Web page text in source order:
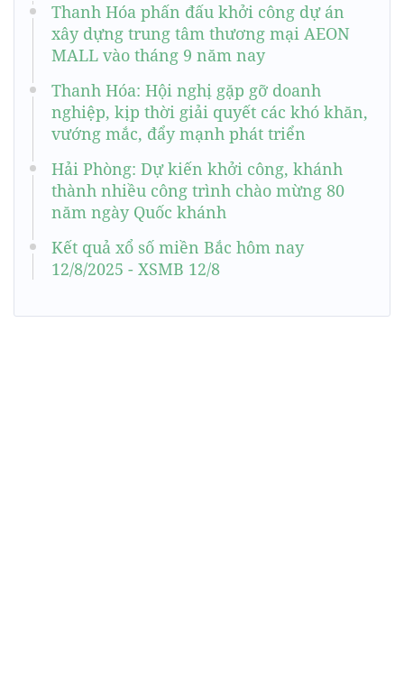
Thanh Hóa phấn đấu khởi công dự án
xây dựng trung tâm thương mại AEON
MALL vào tháng 9 năm nay
Thanh Hóa: Hội nghị gặp gỡ doanh
nghiệp, kịp thời giải quyết các khó khăn,
vướng mắc, đẩy mạnh phát triển
Hải Phòng: Dự kiến khởi công, khánh
thành nhiều công trình chào mừng 80
năm ngày Quốc khánh
Kết quả xổ số miền Bắc hôm nay
12/8/2025 - XSMB 12/8